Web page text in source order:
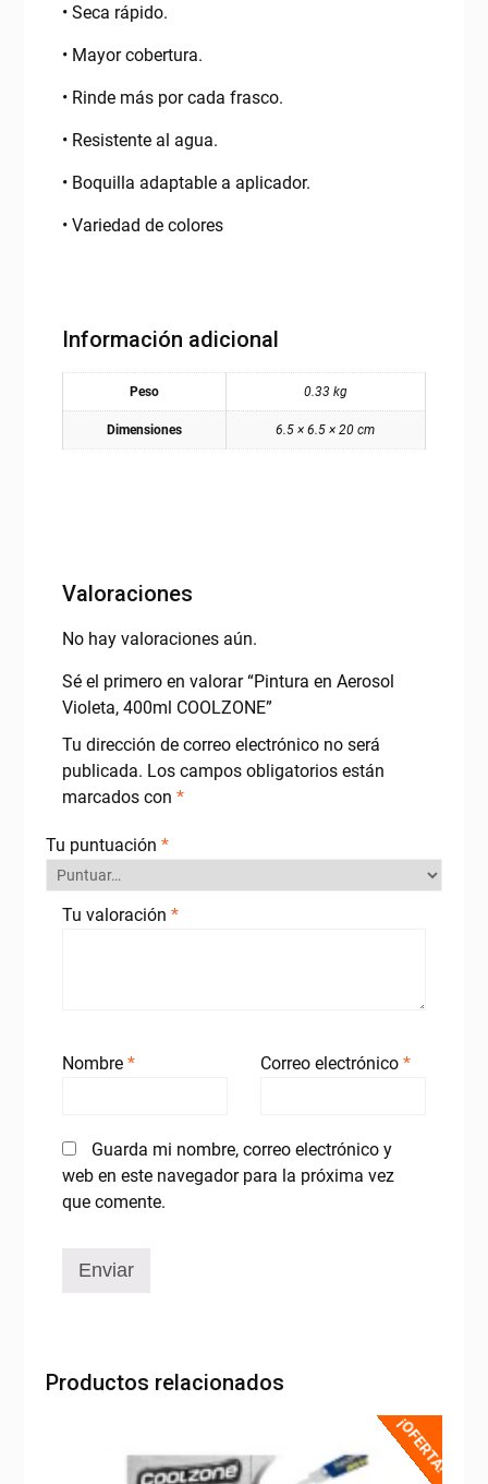
• Seca rápido.
• Mayor cobertura.
• Rinde más por cada frasco.
• Resistente al agua.
• Boquilla adaptable a aplicador.
• Variedad de colores
Información adicional
Peso 0.33 kg
Dimensiones 6.5 × 6.5 × 20 cm
Valoraciones
No hay valoraciones aún.
Sé el primero en valorar “Pintura en Aerosol
Violeta, 400ml COOLZONE”
Tu dirección de correo electrónico no será
publicada. Los campos obligatorios están
marcados con *
Tu puntuación *
Tu valoración *
Nombre * Correo electrónico *
Guarda mi nombre, correo electrónico y
web en este navegador para la próxima vez
que comente.
Productos relacionados
¡OFERTA!